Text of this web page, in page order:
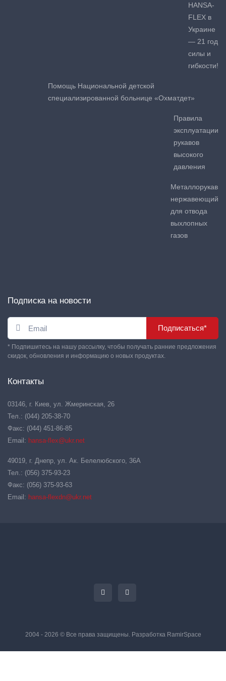
HANSA-
FLEX в
Украине
— 21 год
силы и
гибкости!
Помощь Национальной детской
специализированной больнице «Охматдет»
Правила
эксплуатации
рукавов
высокого
давления
Металлорукав
нержавеющий
для отвода
выхлопных
газов
Подписка на новости
Подписаться*
* Подпишитесь на нашу рассылку, чтобы получать ранние предложения
скидок, обновления и информацию о новых продуктах.
Контакты
03146, г. Киев, ул. Жмеринская, 26
Тел.: (044) 205-38-70
Факс: (044) 451-86-85
Email: hansa-flex@ukr.net
49019, г. Днепр, ул. Ак. Белелюбского, 36А
Тел.: (056) 375-93-23
Факс: (056) 375-93-63
Email: hansa-flexdn@ukr.net
2004 - 2026 © Все права защищены. Разработка RamirSpace